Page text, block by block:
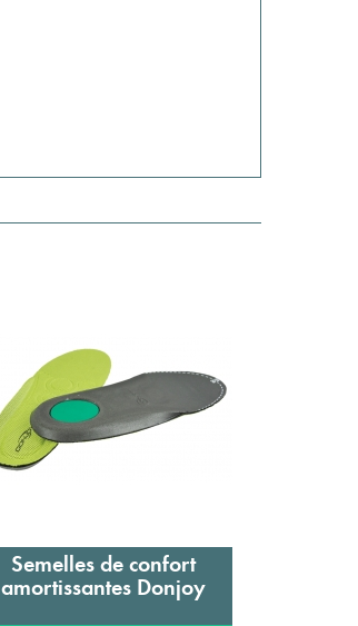
Ajouter au panier
Semelles de confort
amortissantes Donjoy